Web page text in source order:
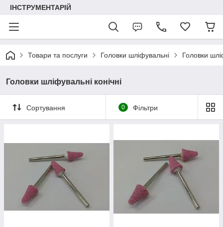
ІНСТРУМЕНТАРІЙ
Товари та послуги Головки шліфувальні Головки
Головки шліфувальні конічні
Сортування 0 Фільтри